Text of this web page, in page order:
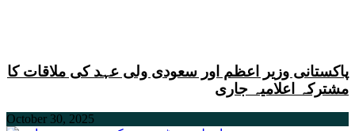
پاکستانی وزیر اعظم اور سعودی ولی عہد کی ملاقات کا
مشترکہ اعلامیہ جاری
October 30, 2025